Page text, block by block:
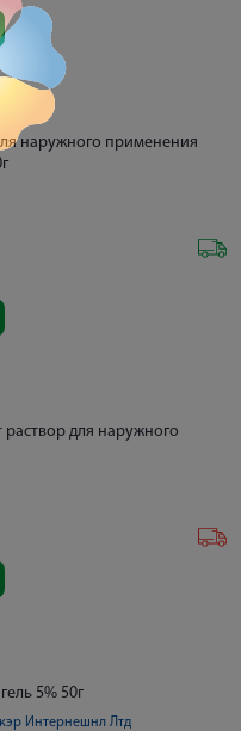
наружного применения
для наружного
5% 50г
Интернешнл Лтд